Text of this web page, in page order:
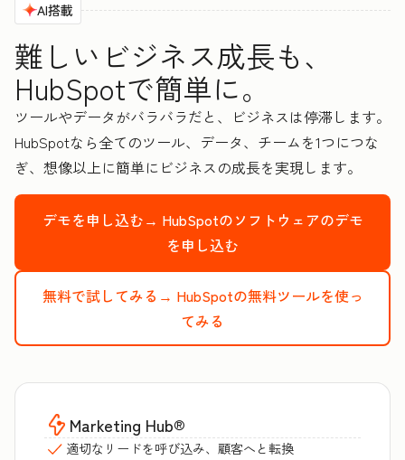
AI搭載
難しいビジネス成長も、
HubSpotで簡単に。
ツールやデータがバラバラだと、ビジネスは停滞します。
HubSpotなら全てのツール、データ、チームを1つにつな
ぎ、想像以上に簡単にビジネスの成長を実現します。
デモを申し込む→ HubSpotのソフトウェアのデモ
を申し込む
無料で試してみる→ HubSpotの無料ツールを使っ
てみる
Marketing Hub®
適切なリードを呼び込み、顧客へと転換